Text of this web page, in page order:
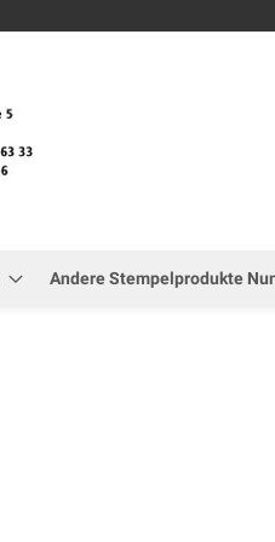
Andere Stempelprodukte